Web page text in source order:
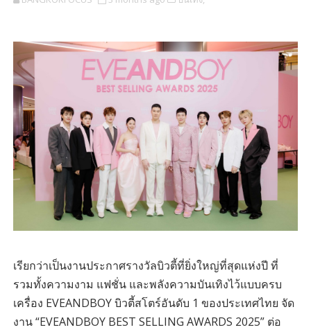
เรียกว่าเป็นงานประกาศรางวัลบิวตี้ที่ยิ่งใหญ่ที่สุดแห่งปี ที่
รวมทั้งความงาม แฟชั่น และพลังความบันเทิงไว้แบบครบ
เครื่อง EVEANDBOY บิวตี้สโตร์อันดับ 1 ของประเทศไทย จัด
งาน “EVEANDBOY BEST SELLING AWARDS 2025” ต่อ